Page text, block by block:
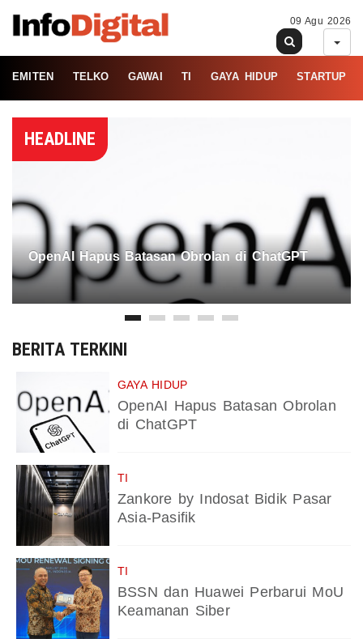
09 Agu 2026
EMITEN TELKO GAWAI TI GAYA HIDUP STARTUP
HEADLINE
OpenAI Hapus Batasan Obrolan di ChatGPT
BERITA TERKINI
GAYA HIDUP
OpenAI Hapus Batasan Obrolan
di ChatGPT
TI
Zankore by Indosat Bidik Pasar
Asia-Pasifik
TI
BSSN dan Huawei Perbarui MoU
Keamanan Siber